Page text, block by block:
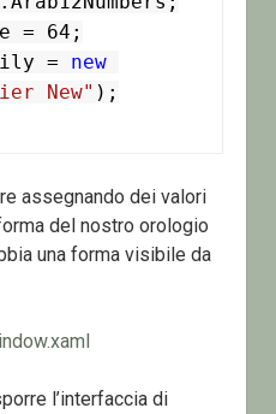
=
new
New" );
assegnando dei valori
del nostro orologio
una forma visibile da
l’interfaccia di